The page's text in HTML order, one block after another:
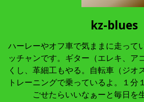
kz-blues
ハーレーやオフ車で気ままに走って
ッチャンです。ギター（エレキ、ア
くし、革細工もやる。自転車（ジオ
トレーニングで乗っているよ。１分
ごせたらいいなぁーと毎日を